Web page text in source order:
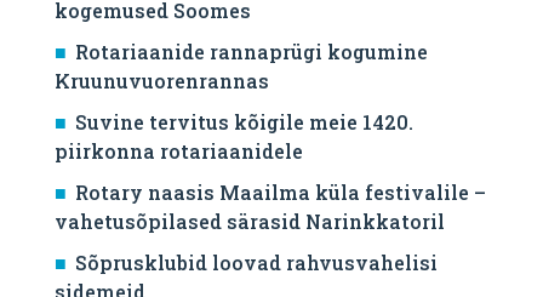
kogemused Soomes
Rotariaanide rannaprügi kogumine
Kruunuvuorenrannas
Suvine tervitus kõigile meie 1420.
piirkonna rotariaanidele
Rotary naasis Maailma küla festivalile –
vahetusõpilased särasid Narinkkatoril
Sõprusklubid loovad rahvusvahelisi